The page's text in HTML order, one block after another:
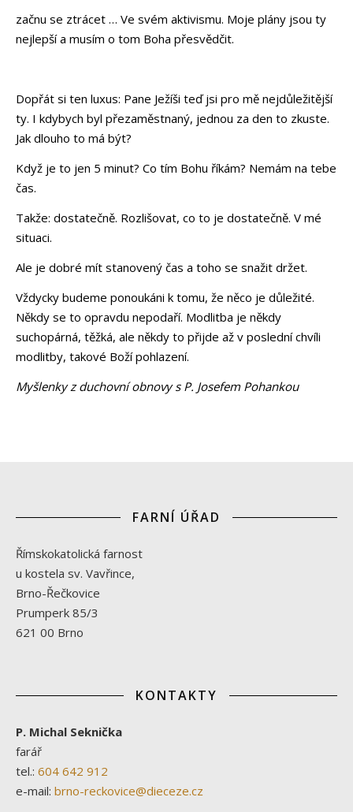
začnu se ztrácet … Ve svém aktivismu. Moje plány jsou ty
nejlepší a musím o tom Boha přesvědčit.
Dopřát si ten luxus: Pane Ježíši teď jsi pro mě nejdůležitější
ty. I kdybych byl přezaměstnaný, jednou za den to zkuste.
Jak dlouho to má být?
Když je to jen 5 minut? Co tím Bohu říkám? Nemám na tebe
čas.
Takže: dostatečně. Rozlišovat, co to je dostatečně. V mé
situaci.
Ale je dobré mít stanovený čas a toho se snažit držet.
Vždycky budeme ponoukáni k tomu, že něco je důležité.
Někdy se to opravdu nepodaří. Modlitba je někdy
suchopárná, těžká, ale někdy to přijde až v poslední chvíli
modlitby, takové Boží pohlazení.
Myšlenky z duchovní obnovy s P. Josefem Pohankou
FARNÍ ÚŘAD
Římskokatolická farnost
u kostela sv. Vavřince,
Brno-Řečkovice
Prumperk 85/3
621 00 Brno
KONTAKTY
P. Michal Seknička
farář
tel.: 604 642 912
e-mail: brno-reckovice@dieceze.cz